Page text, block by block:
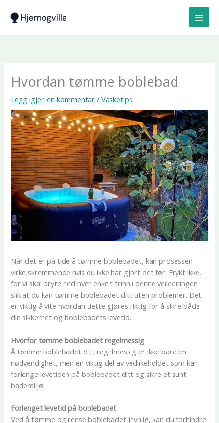
rett
Hvordan tømme boblebad
Legg igjen en kommentar /Vasketips
Når det er på tide å tømme boblebadet, kan prosessen
virke skremmende hvis du ikke har gjort det før. Frykt ikke,
for vi skal bryte ned hver enkelt trinn i denne veiledningen
slik at du kan tømme boblebadet ditt uten problemer. Det
er viktig å vite hvordan dette gjøres riktig for å sikre både
din sikkerhet og boblebadets levetid.
Hvorfor tømme boblebadet regelmessig
Å tømme boblebadet ditt regelmessig er ikke bare en
nødvendighet, men en viktig del av vedlikeholdet som kan
forlenge levetiden på boblebadet ditt og sikre et sunt
bademiljø.
Forlenget levetid på boblebadet
Ved å tømme og rense boblebadet jevnlig, kan du forhindre